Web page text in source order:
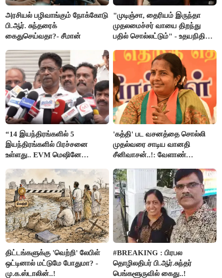
அரசியல் பழிவாங்கும் நோக்கோடு
பி.ஆர். சுந்தரைக்
கைதுசெய்வதா?- சீமான்
"முடிஞ்சா, தைரியம் இருந்தா
முதலமைச்சர் வாயை திறந்து
பதில் சொல்லட்டும்" - உதயநிதி
“14 இயந்திரங்களில் 5
இயந்திரங்களில் பிரச்சனை
உள்ளது.. EVM மெஷினே
இளங்கோ
'கத்தி' பட வசனத்தை சொல்லி
முதல்வரை சாடிய வானதி
சீனிவாசன்..!: வேளாண்
எதிர்ப்பு!
திட்டங்களுக்கு 'வெற்றி' லேபிள்
ஒட்டினால் மட்டுமே போதுமா? -
மு.க.ஸ்டாலின்..!
#BREAKING : பிரபல
தொழிலதிபர் பி.ஆர்.சுந்தர்
பெங்களூருவில் கைது..!